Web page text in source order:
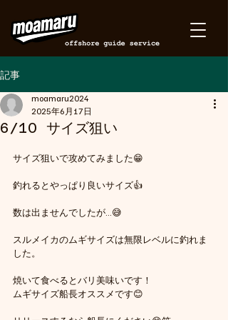
記事
6/10 サイズ狙い
moamaru2024
2025年6月17日
サイズ狙いで攻めてみました😁
釣れるとやっぱり良いサイズ👍
数は出ませんでしたが…😅
スルメイカのムギサイズは無限レベルに釣れま
した。
焼いて食べるとバリ美味いです！
ムギサイズ船長オススメです😊